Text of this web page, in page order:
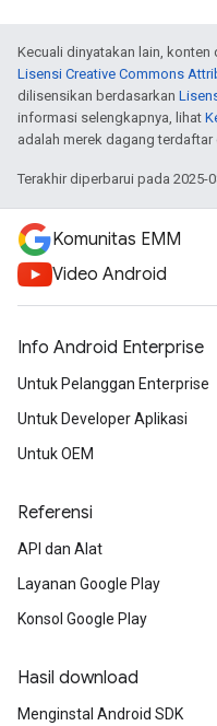
Kecuali dinyatakan lain,
Lisensi Creative Commons
dilisensikan berdasarkan
informasi selengkapnya, lihat
adalah merek dagang terdaftar
Terakhir diperbarui pada 2025-
Komunitas EMM
Video Android
Info Android Enterprise
Untuk Pelanggan Enterprise
Untuk Developer Aplikasi
Untuk OEM
Referensi
API dan Alat
Layanan Google Play
Konsol Google Play
Hasil download
Menginstal Android SDK